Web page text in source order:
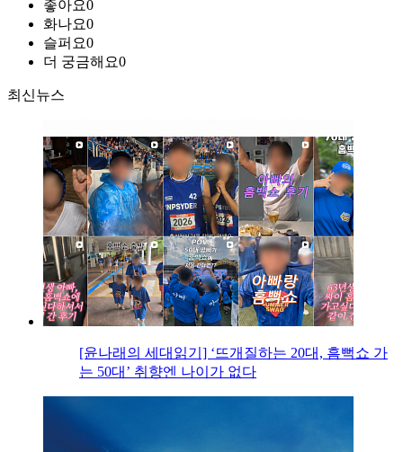
좋아요0
화나요0
슬퍼요0
더 궁금해요0
최신뉴스
[윤나래의 세대읽기] ‘뜨개질하는 20대, 흠뻑쇼 가
는 50대’ 취향엔 나이가 없다